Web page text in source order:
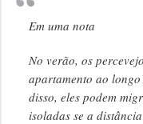
Em uma nota
No verão, os
apartamento ao
disso, eles podem
isoladas se a